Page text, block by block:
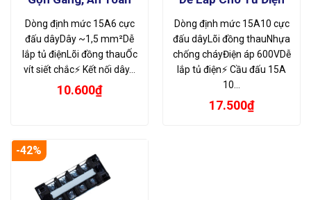
Dòng định mức 15A6 cực
đấu dâyDây ~1,5 mm²Dễ
lắp tủ điệnLõi đồng thauỐc
vít siết chắc⚡ Kết nối dây…
10.600₫
Dòng định mức 15A10 cực
đấu dâyLõi đồng thauNhựa
chống cháyĐiện áp 600VDễ
lắp tủ điện⚡ Cầu đấu 15A
10…
17.500₫
-42%